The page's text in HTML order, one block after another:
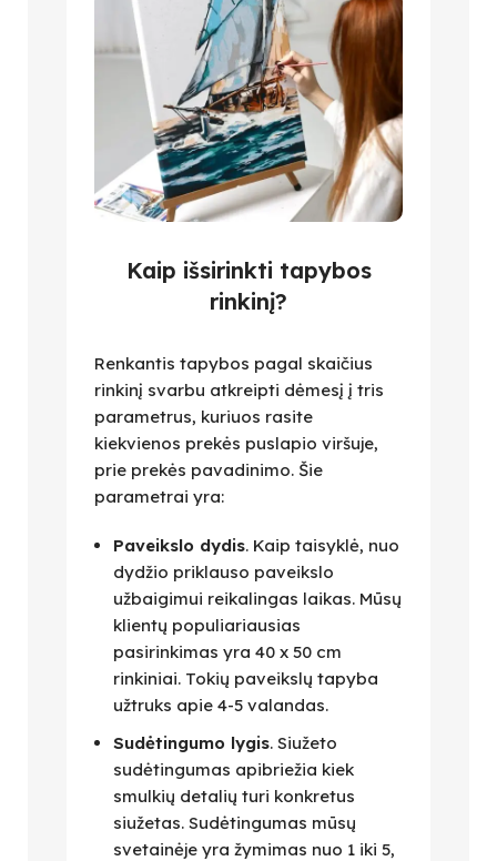
Kaip išsirinkti tapybos
rinkinį?
Renkantis tapybos pagal skaičius
rinkinį svarbu atkreipti dėmesį į tris
parametrus, kuriuos rasite
kiekvienos prekės puslapio viršuje,
prie prekės pavadinimo. Šie
parametrai yra:
Paveikslo dydis. Kaip taisyklė, nuo
dydžio priklauso paveikslo
užbaigimui reikalingas laikas. Mūsų
klientų populiariausias
pasirinkimas yra 40 x 50 cm
rinkiniai. Tokių paveikslų tapyba
užtruks apie 4-5 valandas.
Sudėtingumo lygis. Siužeto
sudėtingumas apibriežia kiek
smulkių detalių turi konkretus
siužetas. Sudėtingumas mūsų
svetainėje yra žymimas nuo 1 iki 5,